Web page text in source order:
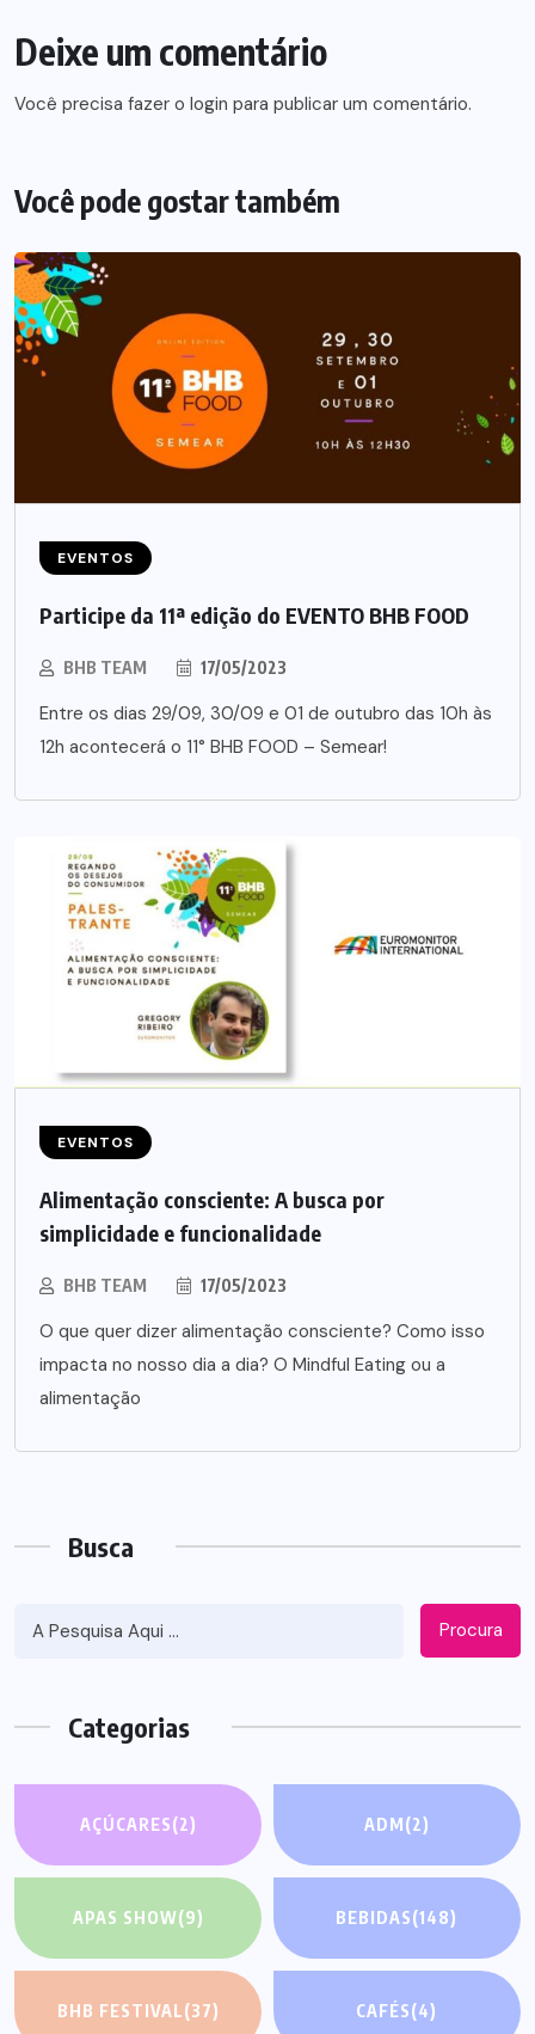
Deixe um comentário
Você precisa fazer o login para publicar um comentário.
Você pode gostar também
EVENTOS
Participe da 11ª edição do EVENTO BHB FOOD
BHB TEAM 17/05/2023
Entre os dias 29/09, 30/09 e 01 de outubro das 10h às
12h acontecerá o 11° BHB FOOD – Semear!
EVENTOS
Alimentação consciente: A busca por
simplicidade e funcionalidade
BHB TEAM 17/05/2023
O que quer dizer alimentação consciente? Como isso
impacta no nosso dia a dia? O Mindful Eating ou a
alimentação
Busca
Procura
Categorias
AÇÚCARES(2) ADM(2)
APAS SHOW(9) BEBIDAS(148)
BHB FESTIVAL(37) CAFÉS(4)